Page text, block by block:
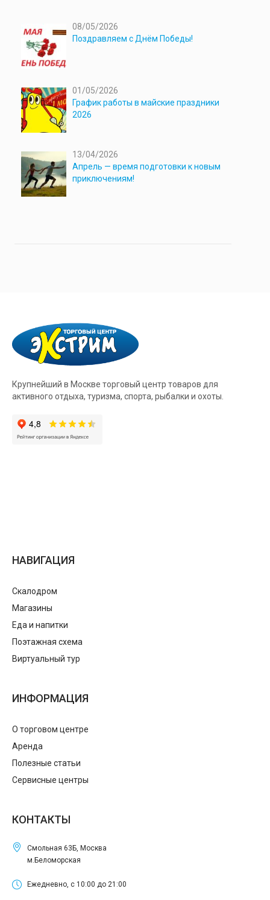
08/05/2026
Поздравляем с Днём Победы!
01/05/2026
График работы в майские праздники
2026
13/04/2026
Апрель — время подготовки к новым
приключениям!
Крупнейший в Москве торговый центр товаров для
активного отдыха, туризма, спорта, рыбалки и охоты.
НАВИГАЦИЯ
Скалодром
Магазины
Еда и напитки
Поэтажная схема
Виртуальный тур
ИНФОРМАЦИЯ
О торговом центре
Аренда
Полезные статьи
Сервисные центры
КОНТАКТЫ
Смольная 63Б, Москва
м.Беломорская
Ежедневно, с 10:00 до 21:00